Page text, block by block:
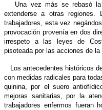
Una vez más se rebasó
extenderse a otras regiones.
trabajadores, esta vez
provocación provenía en dos
irrespeto a las leyes de
pisoteada por las acciones de la
Los antecedentes históricos
con medidas radicales para
quinina, por el suero
mejoras sanitarias, por la
trabajadores enfermos fueran